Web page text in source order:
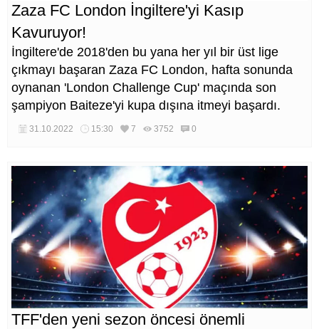
Zaza FC London İngiltere'yi Kasıp
Kavuruyor!
İngiltere'de 2018'den bu yana her yıl bir üst lige
çıkmayı başaran Zaza FC London, hafta sonunda
oynanan 'London Challenge Cup' maçında son
şampiyon Baiteze'yi kupa dışına itmeyi başardı.
31.10.2022 15:30 7 3752 0
TFF'den yeni sezon öncesi önemli